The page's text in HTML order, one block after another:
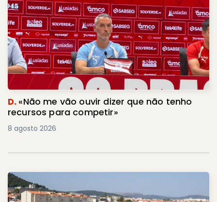
D. «Não me vão ouvir dizer que não tenho
recursos para competir»
8 agosto 2026